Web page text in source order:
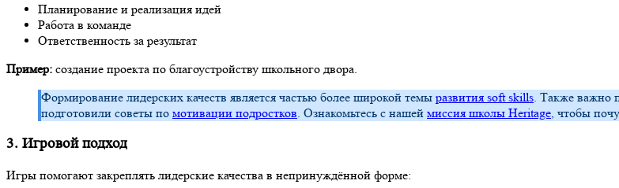
Планирование и реализация идей
Работа в команде
Ответственность за результат
Пример: создание проекта по благоустройству школьного двора.
Формирование лидерских качеств является частью более широкой темы развития soft skills . Также важно
подготовили советы по мотивации подростков . Ознакомьтесь с нашей миссия школы Heritage , чтобы
3. Игровой подход
Игры помогают закреплять лидерские качества в непринуждённой форме: